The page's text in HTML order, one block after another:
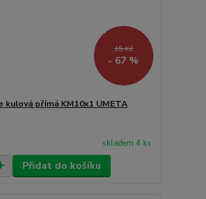
15 Kč
- 67 %
kulová přímá KM10x1 UMETA
skladem 4 ks
Přidat do košíku